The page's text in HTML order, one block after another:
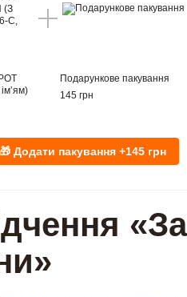
Подарункове пакування
145 грн